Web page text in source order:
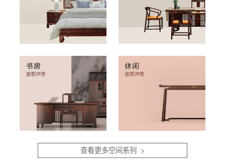
查看更多空间系列 >